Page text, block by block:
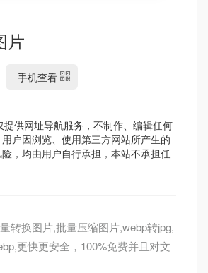
片
手机查看
提供网址导航服务，不制作、编辑任何
户因浏览、使用第三方网站所产生的
，均由用户自行承担，本站不承担任
转换图片,批量压缩图片,webp转jpg,
更快更安全，100%免费并且对文